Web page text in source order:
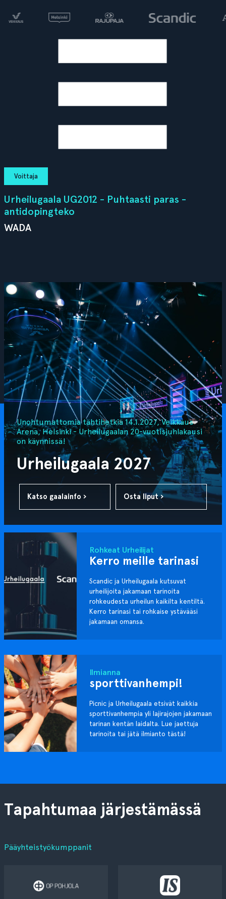
Voittaja
Urheilugaala UG2012 - Puhtaasti paras -
antidopingteko
WADA
Unohtumattomia tähtihetkiä 14.1.2027, Veikkaus
Arena, Helsinki - Urheilugaalan 20-vuotisjuhlakausi
on käynnissä!
Urheilugaala 2027
Katso gaalainfo › Osta liput ›
Rohkeat Urheilijat
Kerro meille tarinasi
Scandic ja Urheilugaala kutsuvat
urheilijoita jakamaan tarinoita
rohkeudesta urheilun kaikilta kentiltä.
Kerro tarinasi tai rohkaise ystävääsi
jakamaan omansa.
Ilmianna
sporttivanhempi!
Picnic ja Urheilugaala etsivät kaikkia
sporttivanhempia yli lajirajojen jakamaan
tarinan kentän laidalta. Lue jaettuja
tarinoita tai jätä ilmianto tästä!
Tapahtumaa järjestämässä
Pääyhteistyökumppanit